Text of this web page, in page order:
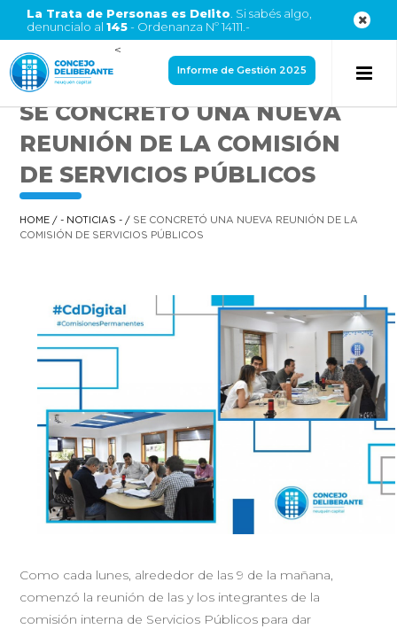
La Trata de Personas es Delito . Si sabés algo,
denuncialo al 145- Ordenanza Nº 14111.-
<
Informe de Gestión 2025
SE CONCRETÓ UNA NUEVA
REUNIÓN DE LA COMISIÓN
DE SERVICIOS PÚBLICOS
HOME /- NOTICIAS - / SE CONCRETÓ UNA NUEVA REUNIÓN DE LA
COMISIÓN DE SERVICIOS PÚBLICOS
Como cada lunes, alrededor de las 9 de la mañana,
comenzó la reunión de las y los integrantes de la
comisión interna de Servicios Públicos para dar